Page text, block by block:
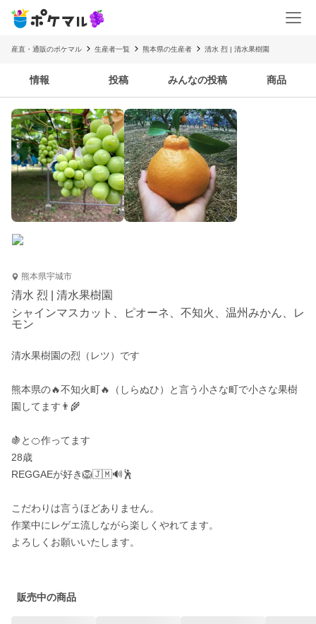
産直・通販のポケマル 生産者一覧 熊本県の生産者 清水 烈 | 清水果樹園
情報 投稿 みんなの投稿 商品
熊本県宇城市
清水 烈 | 清水果樹園
シャインマスカット、ピオーネ、不知火、温州みかん、レ
モン
清水果樹園の烈（レツ）です
熊本県の🔥不知火町🔥（しらぬひ）と言う小さな町で小さな果樹
園してます👨‍🌾
🍇と🍊作ってます
28歳
REGGAEが好き🦁🇯🇲🔊🕺
こだわりは言うほどありません。
作業中にレゲエ流しながら楽しくやれてます。
よろしくお願いいたします。
販売中の商品